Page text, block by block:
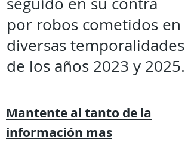
por robos cometidos en
diversas temporalidades
de los años 2023 y 2025.
Mantente al tanto de la
información mas